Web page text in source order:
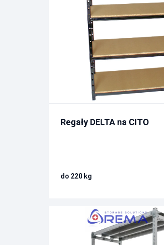
Regały DELTA na CITO
do 220 kg